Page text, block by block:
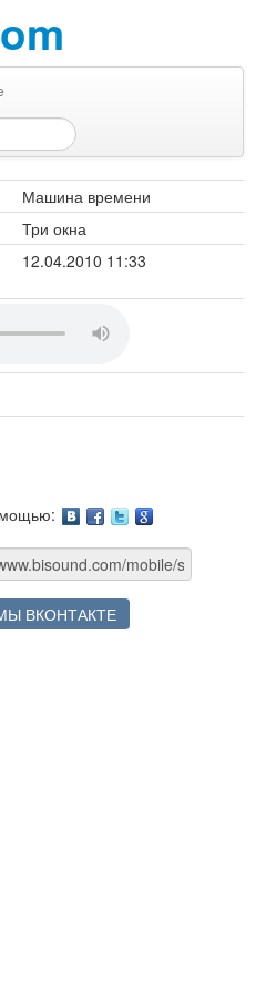
Машина времени
Три окна
12.04.2010 11:33
ВКОНТАКТЕ